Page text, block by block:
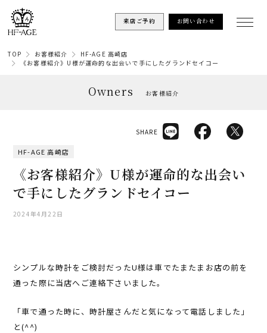
来店ご予約 お問い合わせ
TOP お客様紹介
HF-AGE 高崎店
《お客様紹介》U様が運命的な出会いで手にしたグランドセイコー
Owners お客様紹介
HF-AGE 高崎店
《お客様紹介》U様が運命的な出会い
で手にしたグランドセイコー
2024年4月22日
SHARE
シンプルな時計をご検討だったU様は車でたまたまお店の前を
通った際に当店へご連絡下さいました。
「車で通った時に、時計屋さんだと気になって電話しました」
と(^^)